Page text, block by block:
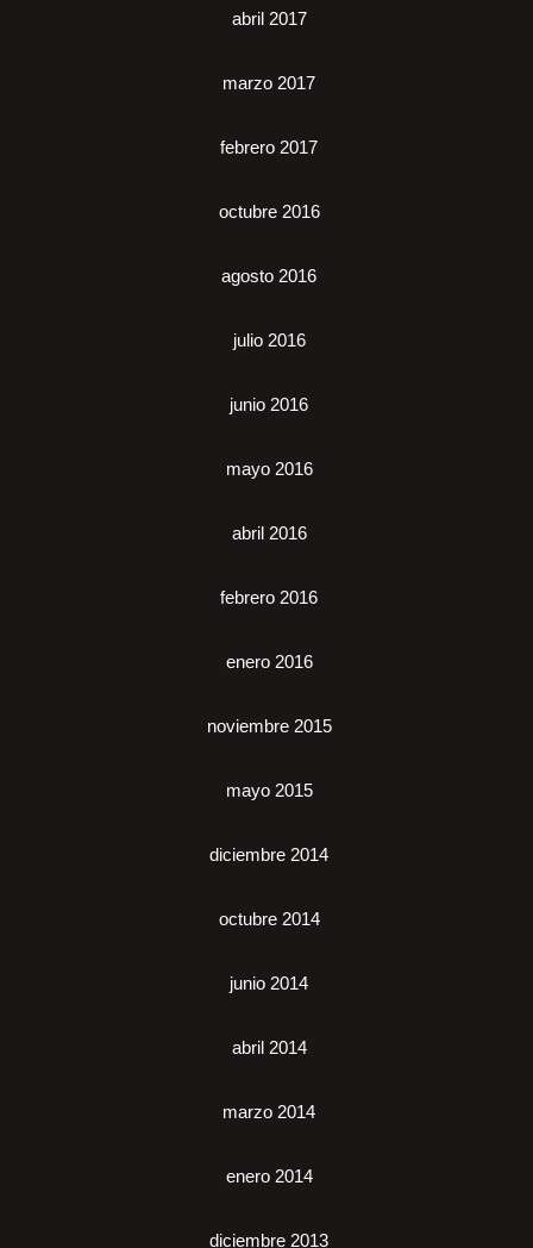
abril 2017
marzo 2017
febrero 2017
octubre 2016
agosto 2016
julio 2016
junio 2016
mayo 2016
abril 2016
febrero 2016
enero 2016
noviembre 2015
mayo 2015
diciembre 2014
octubre 2014
junio 2014
abril 2014
marzo 2014
enero 2014
diciembre 2013